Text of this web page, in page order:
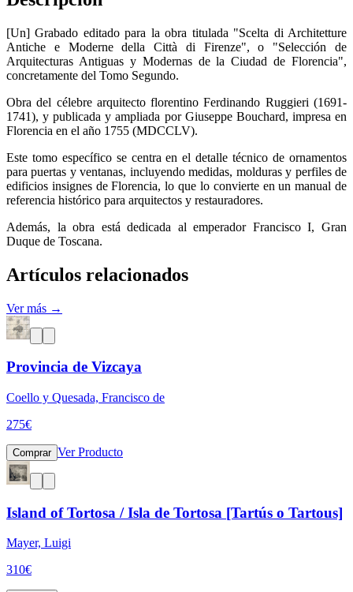
[Un] Grabado editado para la obra titulada "Scelta di Architetture
Antiche e Moderne della Città di Firenze", o "Selección de
Arquitecturas Antiguas y Modernas de la Ciudad de Florencia",
concretamente del Tomo Segundo.
Obra del célebre arquitecto florentino Ferdinando Ruggieri (1691-
1741), y publicada y ampliada por Giuseppe Bouchard, impresa en
Florencia en el año 1755 (MDCCLV).
Este tomo específico se centra en el detalle técnico de ornamentos
para puertas y ventanas, incluyendo medidas, molduras y perfiles de
edificios insignes de Florencia, lo que lo convierte en un manual de
referencia histórico para arquitectos y restauradores.
Además, la obra está dedicada al emperador Francisco I, Gran
Duque de Toscana.
Artículos relacionados
Ver más →
Provincia de Vizcaya
Coello y Quesada, Francisco de
275€
Comprar Ver Producto
Island of Tortosa / Isla de Tortosa [Tartús o Tartous]
Mayer, Luigi
310€